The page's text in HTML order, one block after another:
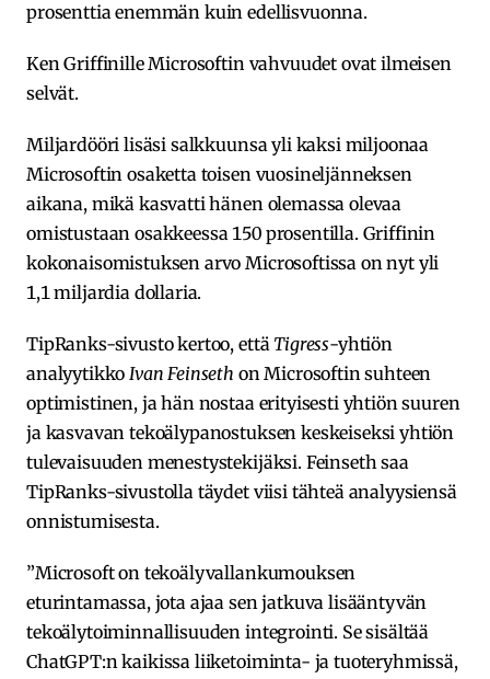
prosenttia enemmän kuin edellisvuonna.
Ken Griffinille Microsoftin vahvuudet ovat ilmeisen
selvät.
Miljardööri lisäsi salkkuunsa yli kaksi miljoonaa
Microsoftin osaketta toisen vuosineljänneksen
aikana, mikä kasvatti hänen olemassa olevaa
omistustaan osakkeessa 150 prosentilla. Griffinin
kokonaisomistuksen arvo Microsoftissa on nyt yli
1,1 miljardia dollaria.
TipRanks-sivusto kertoo, että Tigress-yhtiön
analyytikkoIvan Feinseth on Microsoftin suhteen
optimistinen, ja hän nostaa erityisesti yhtiön suuren
ja kasvavan tekoälypanostuksen keskeiseksi yhtiön
tulevaisuuden menestystekijäksi. Feinseth saa
TipRanks-sivustolla täydet viisi tähteä analyysiensä
onnistumisesta.
”Microsoft on tekoälyvallankumouksen
eturintamassa, jota ajaa sen jatkuva lisääntyvän
tekoälytoiminnallisuuden integrointi. Se sisältää
ChatGPT:n kaikissa liiketoiminta- ja tuoteryhmissä,